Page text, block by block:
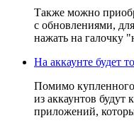
Также можно
с обновлениями,
нажать на галочку
На аккаунте будет
Помимо
из аккаунтов
приложений,